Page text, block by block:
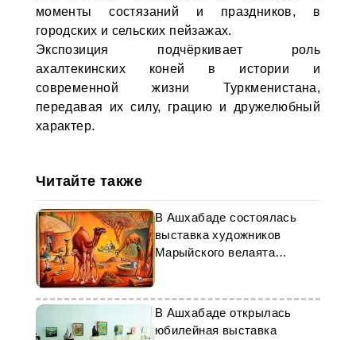
моменты состязаний и праздников, в
городских и сельских пейзажах.
Экспозиция подчёркивает роль
ахалтекинских коней в истории и
современной жизни Туркменистана,
передавая их силу, грацию и дружелюбный
характер.
Читайте также
В Ашхабаде состоялась
выставка художников
Марыйского велаята
В Ашхабаде открылась
юбилейная выставка